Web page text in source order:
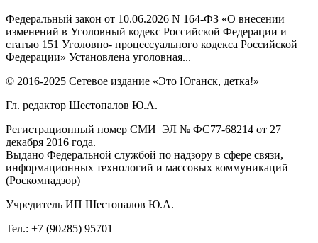
Федеральный закон от 10.06.2026 N 164-ФЗ «О внесении
изменений в Уголовный кодекс Российской Федерации и
статью 151 Уголовно- процессуального кодекса Российской
Федерации» Установлена уголовная...
© 2016-2025 Сетевое издание «Это Юганск, детка!»
Гл. редактор Шестопалов Ю.А.
Регистрационный номер СМИ ЭЛ № ФС77-68214 от 27
декабря 2016 года.
Выдано Федеральной службой по надзору в сфере связи,
информационных технологий и массовых коммуникаций
(Роскомнадзор)
Учредитель ИП Шестопалов Ю.А.
Тел.: +7 (90285) 95701